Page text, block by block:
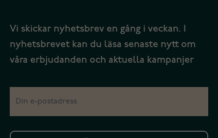
Vi skickar nyhetsbrev en gång i veckan. I
nyhetsbrevet kan du läsa senaste nytt om
våra erbjudanden och aktuella kampanjer